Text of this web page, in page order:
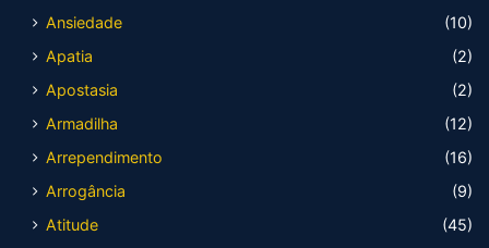
Ansiedade
(10)
Apatia
(2)
Apostasia
(2)
Armadilha
(12)
Arrependimento
(16)
Arrogância
(9)
Atitude
(45)